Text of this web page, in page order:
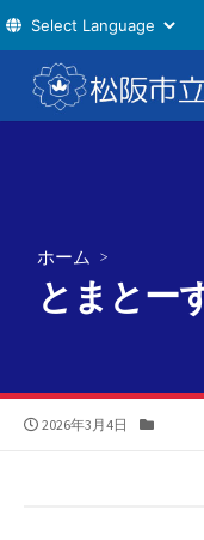
テ
ホーム >
とまとー
公
2026年3月4日